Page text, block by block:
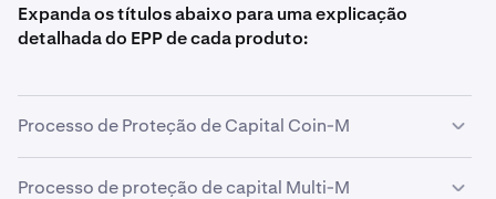
Expanda os títulos abaixo para uma explicação
detalhada do EPP de cada produto:
Processo de Proteção de Capital Coin-M
Os contratos Coin-M utilizam um processo de três
Processo de proteção de capital Multi-M